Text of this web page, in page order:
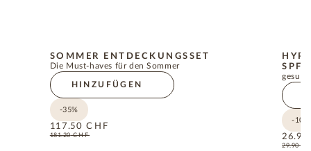
SOMMER ENTDECKUNGSSET
Die Must-haves für den Sommer
HINZUFÜGEN
-35%
117.50 CHF
181.20CHF
-10%
26.90
29.90